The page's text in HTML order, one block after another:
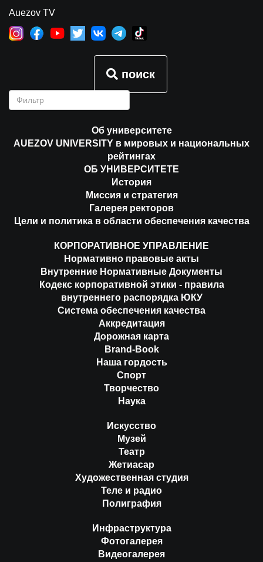
Auezov TV
поиск
Об университете
AUEZOV UNIVERSITY в мировых и национальных
рейтингах
ОБ УНИВЕРСИТЕТЕ
История
Миссия и стратегия
Галерея ректоров
Цели и политика в области обеспечения качества
КОРПОРАТИВНОЕ УПРАВЛЕНИЕ
Нормативно правовые акты
Внутренние Нормативные Документы
Кодекс корпоративной этики - правила
внутреннего распорядка ЮКУ
Система обеспечения качества
Аккредитация
Дорожная карта
Brand-Book
Наша гордость
Спорт
Творчество
Наука
Искусство
Музей
Театр
Жетиасар
Художественная студия
Теле и радио
Полиграфия
Инфраструктура
Фотогалерея
Видеогалерея